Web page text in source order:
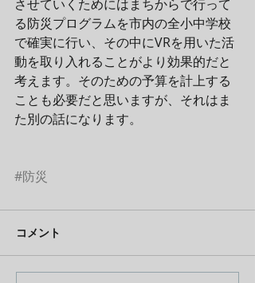
させていくためにはまちからで行って
る防災プログラムを市内の全小中学校
で確実に行い、その中にVRを用いた活
動を取り入れることがより効果的だと
考えます。そのための予算を計上する
ことも必要だと思いますが、それはま
た別の話になります。
#防災
コメント